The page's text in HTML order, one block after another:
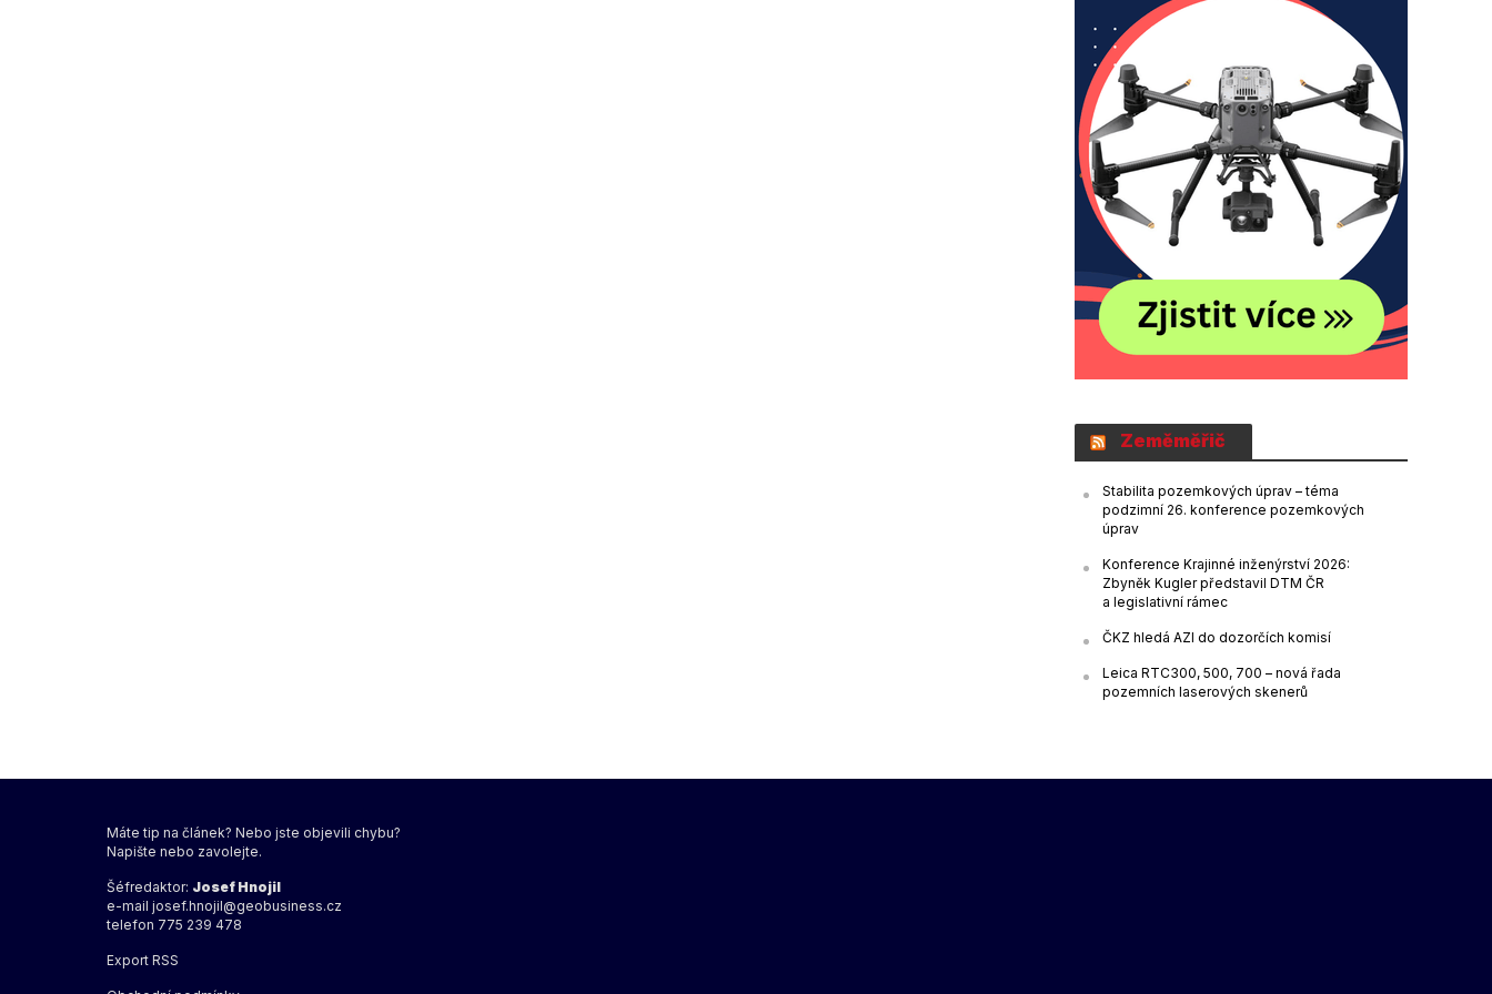
Zeměměřič
Stabilita pozemkových úprav – téma
podzimní 26. konference pozemkových
úprav
Konference Krajinné inženýrství 2026:
Zbyněk Kugler představil DTM ČR
a legislativní rámec
ČKZ hledá AZI do dozorčích komisí
Leica RTC300, 500, 700 – nová řada
pozemních laserových skenerů
Máte tip na článek? Nebo jste objevili chybu?
Napište nebo zavolejte.
Šéfredaktor: Josef Hnojil
e-mail josef.hnojil@geobusiness.cz
telefon 775 239 478
Export RSS